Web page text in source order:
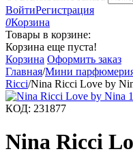
ВойтиРегистрация
0Корзина
Товары в корзине:
Корзина еще пуста!
Корзина Оформить заказ
Главная/Мини
Ricci/Nina Ricci Love by
КОД: 231877
Nina Ricci